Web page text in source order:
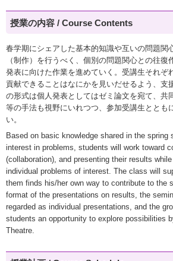
授業の内容 / Course Contents
春学期にシェアした基本的知識や互いの問題関
（制作）を行うべく、個別の問題関心との往
発表に向けた作業を進めていく。受講生それぞ
貢献できることはなにかを見いだせるよう、支
の形式は個人発表としてはゼミ論文を宛て、共
等の手法も視野にいれつつ、参加受講生ととも
い。
Based on basic knowledge shared in the spring
interest in problems, students will work toward
(collaboration), and presenting their results
individual problems of interest. The class will
them finds his/her own way to contribute to the
format of the presentations on results, the
regarded as individual presentations, and the
students an opportunity to explore possibilities
Theatre.